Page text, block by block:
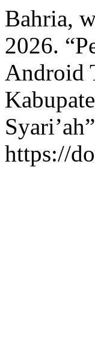
Bahria,
2026.
Android
https://